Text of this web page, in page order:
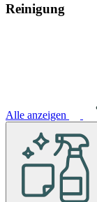
Reinigung
Alle anzeigen